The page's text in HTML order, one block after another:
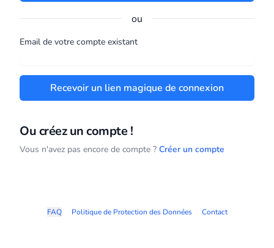
ou
Email de votre compte existant
Recevoir un lien magique de connexion
Ou créez un compte !
Vous n'avez pas encore de compte ? Créer un compte
FAQ Politique de Protection des Données Contact